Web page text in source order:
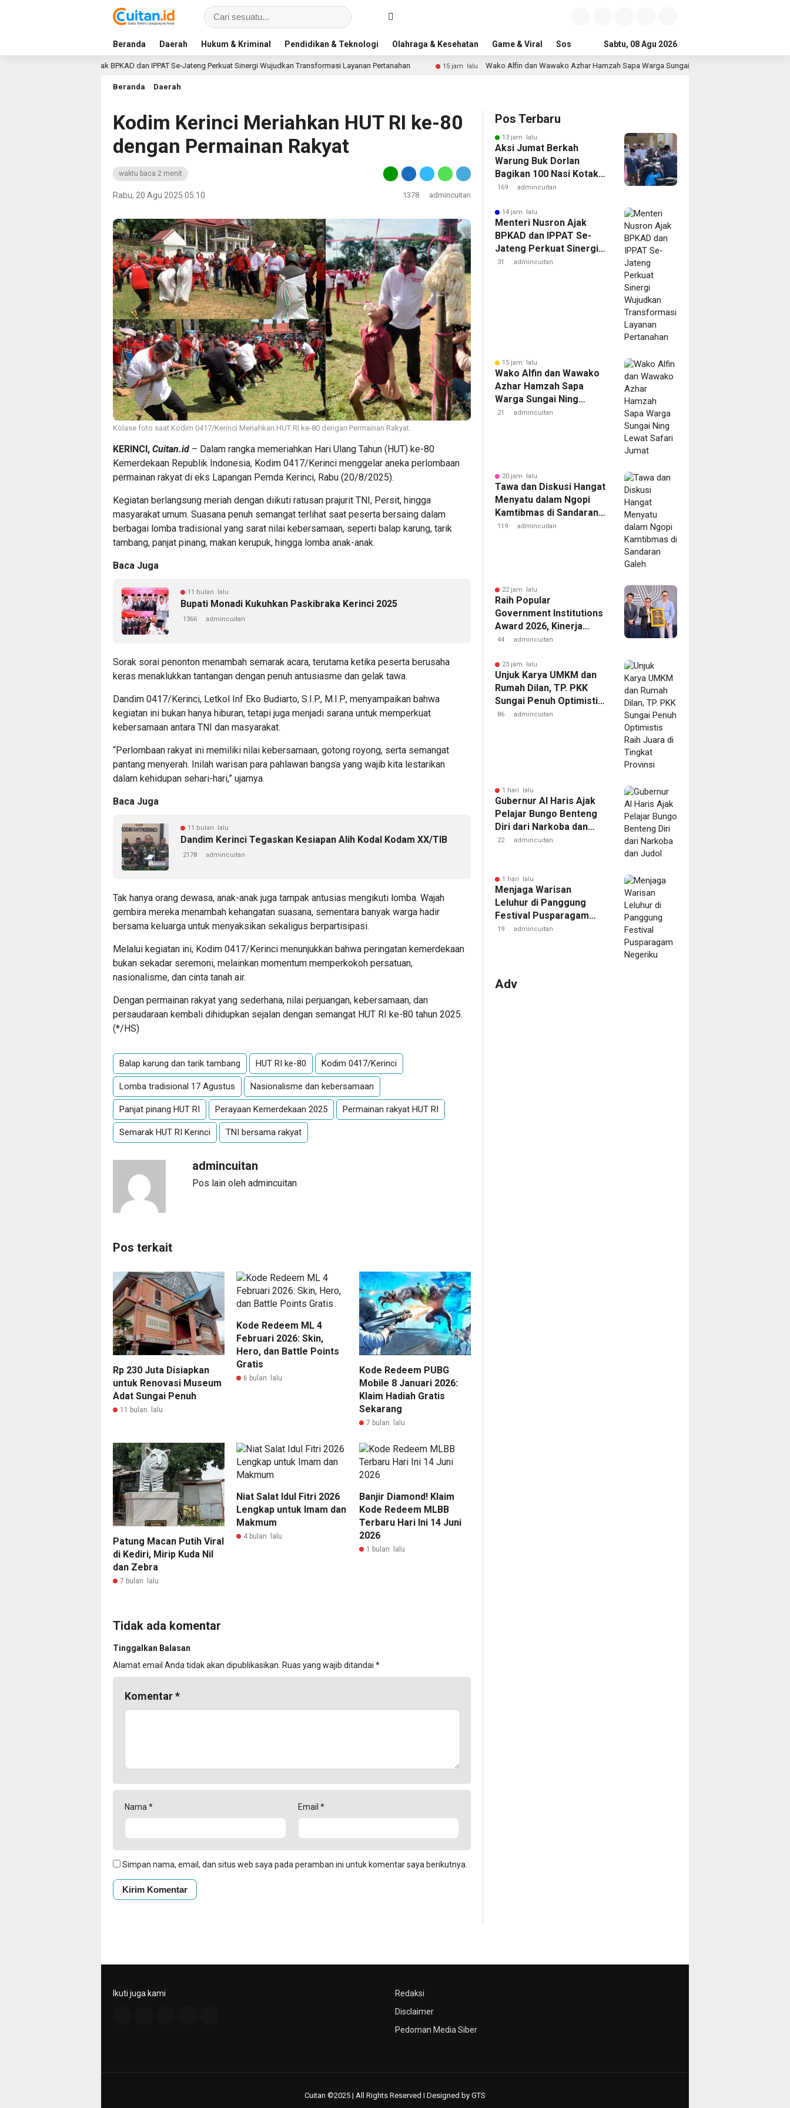
Beranda Daerah Hukum & Kriminal Pendidikan & Teknologi Olahraga & Kesehatan Game & Viral Sosial & Budaya Pemerintahan & Politik
Sabtu, 08 Agu 2026
Nusron Ajak BPKAD dan IPPAT Se-Jateng Perkuat Sinergi Wujudkan Transformasi Layanan Pertanahan 15 jam lalu Wako Alfin dan Wawako Azhar Hamzah Sapa Warga Sungai Ning Lewat Safari Jumat
Beranda Daerah
Kodim Kerinci Meriahkan HUT RI ke-80
dengan Permainan Rakyat
waktu baca 2 menit
Rabu, 20 Agu 2025 05:10 1378 admincuitan
Kolase foto saat Kodim 0417/Kerinci Meriahkan HUT RI ke-80 dengan Permainan Rakyat.
KERINCI, Cuitan.id – Dalam rangka memeriahkan Hari Ulang Tahun (HUT) ke-80
Kemerdekaan Republik Indonesia, Kodim 0417/Kerinci menggelar aneka perlombaan
permainan rakyat di eks Lapangan Pemda Kerinci, Rabu (20/8/2025).
Kegiatan berlangsung meriah dengan diikuti ratusan prajurit TNI, Persit, hingga
masyarakat umum. Suasana penuh semangat terlihat saat peserta bersaing dalam
berbagai lomba tradisional yang sarat nilai kebersamaan, seperti balap karung, tarik
tambang, panjat pinang, makan kerupuk, hingga lomba anak-anak.
Baca Juga
11 bulan lalu
Bupati Monadi Kukuhkan Paskibraka Kerinci 2025
1366 admincuitan
Sorak sorai penonton menambah semarak acara, terutama ketika peserta berusaha
keras menaklukkan tantangan dengan penuh antusiasme dan gelak tawa.
Dandim 0417/Kerinci, Letkol Inf Eko Budiarto, S.I.P., M.I.P., menyampaikan bahwa
kegiatan ini bukan hanya hiburan, tetapi juga menjadi sarana untuk memperkuat
kebersamaan antara TNI dan masyarakat.
“Perlombaan rakyat ini memiliki nilai kebersamaan, gotong royong, serta semangat
pantang menyerah. Inilah warisan para pahlawan bangsa yang wajib kita lestarikan
dalam kehidupan sehari-hari,” ujarnya.
Baca Juga
11 bulan lalu
Dandim Kerinci Tegaskan Kesiapan Alih Kodal Kodam XX/TIB
2178 admincuitan
Tak hanya orang dewasa, anak-anak juga tampak antusias mengikuti lomba. Wajah
gembira mereka menambah kehangatan suasana, sementara banyak warga hadir
bersama keluarga untuk menyaksikan sekaligus berpartisipasi.
Melalui kegiatan ini, Kodim 0417/Kerinci menunjukkan bahwa peringatan kemerdekaan
bukan sekadar seremoni, melainkan momentum memperkokoh persatuan,
nasionalisme, dan cinta tanah air.
Dengan permainan rakyat yang sederhana, nilai perjuangan, kebersamaan, dan
persaudaraan kembali dihidupkan sejalan dengan semangat HUT RI ke-80 tahun 2025.
(*/HS)
Balap karung dan tarik tambang HUT RI ke-80 Kodim 0417/Kerinci
Lomba tradisional 17 Agustus Nasionalisme dan kebersamaan
Panjat pinang HUT RI Perayaan Kemerdekaan 2025 Permainan rakyat HUT RI
Semarak HUT RI Kerinci TNI bersama rakyat
admincuitan
Pos lain oleh admincuitan
Pos terkait
Rp 230 Juta Disiapkan
untuk Renovasi Museum
Adat Sungai Penuh
11 bulan lalu
Kode Redeem ML 4
Februari 2026: Skin,
Hero, dan Battle Points
Gratis
6 bulan lalu
Kode Redeem PUBG
Mobile 8 Januari 2026:
Klaim Hadiah Gratis
Sekarang
7 bulan lalu
Patung Macan Putih Viral
di Kediri, Mirip Kuda Nil
dan Zebra
7 bulan lalu
Niat Salat Idul Fitri 2026
Lengkap untuk Imam dan
Makmum
4 bulan lalu
Banjir Diamond! Klaim
Kode Redeem MLBB
Terbaru Hari Ini 14 Juni
2026
1 bulan lalu
Tidak ada komentar
Tinggalkan Balasan
Alamat email Anda tidak akan dipublikasikan. Ruas yang wajib ditandai *
Komentar*
Nama * Email *
Simpan nama, email, dan situs web saya pada peramban ini untuk komentar saya berikutnya.
Pos Terbaru
13 jam lalu
Aksi Jumat Berkah
Warung Buk Dorlan
Bagikan 100 Nasi Kotak
dan Jus Gratis
169 admincuitan
14 jam lalu
Menteri Nusron Ajak
BPKAD dan IPPAT Se-
Jateng Perkuat Sinergi
Wujudkan Transformasi
31 admincuitan
15 jam lalu
Wako Alfin dan Wawako
Azhar Hamzah Sapa
Warga Sungai Ning
Lewat Safari Jumat
21 admincuitan
20 jam lalu
Tawa dan Diskusi Hangat
Menyatu dalam Ngopi
Kamtibmas di Sandaran
Galeh
119 admincuitan
22 jam lalu
Raih Popular
Government Institutions
Award 2026, Kinerja
Komunikasi Publik
Kembali Diakui
44 admincuitan
23 jam lalu
Unjuk Karya UMKM dan
Rumah Dilan, TP. PKK
Sungai Penuh Optimistis
Raih Juara di Tingkat
86 admincuitan
1 hari lalu
Gubernur Al Haris Ajak
Pelajar Bungo Benteng
Diri dari Narkoba dan
Judol
22 admincuitan
1 hari lalu
Menjaga Warisan
Leluhur di Panggung
Festival Pusparagam
Negeriku
19 admincuitan
Adv
Redaksi
Disclaimer
Pedoman Media Siber
Ikuti juga kami
Cuitan ©2025 | All Rights Reserved I Designed by GTS